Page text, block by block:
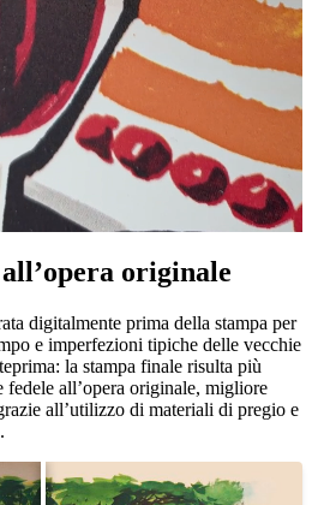
originale
digitalmente prima della stampa per
e imperfezioni tipiche delle vecchie
la stampa finale risulta più
all’opera originale, migliore
all’utilizzo di materiali di pregio e